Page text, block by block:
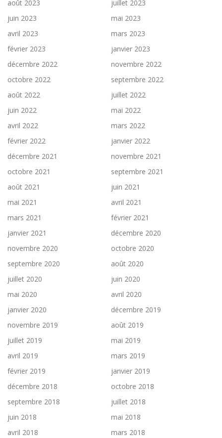
août 2023
juillet 2023
juin 2023
mai 2023
avril 2023
mars 2023
février 2023
janvier 2023
décembre 2022
novembre 2022
octobre 2022
septembre 2022
août 2022
juillet 2022
juin 2022
mai 2022
avril 2022
mars 2022
février 2022
janvier 2022
décembre 2021
novembre 2021
octobre 2021
septembre 2021
août 2021
juin 2021
mai 2021
avril 2021
mars 2021
février 2021
janvier 2021
décembre 2020
novembre 2020
octobre 2020
septembre 2020
août 2020
juillet 2020
juin 2020
mai 2020
avril 2020
janvier 2020
décembre 2019
novembre 2019
août 2019
juillet 2019
mai 2019
avril 2019
mars 2019
février 2019
janvier 2019
décembre 2018
octobre 2018
septembre 2018
juillet 2018
juin 2018
mai 2018
avril 2018
mars 2018